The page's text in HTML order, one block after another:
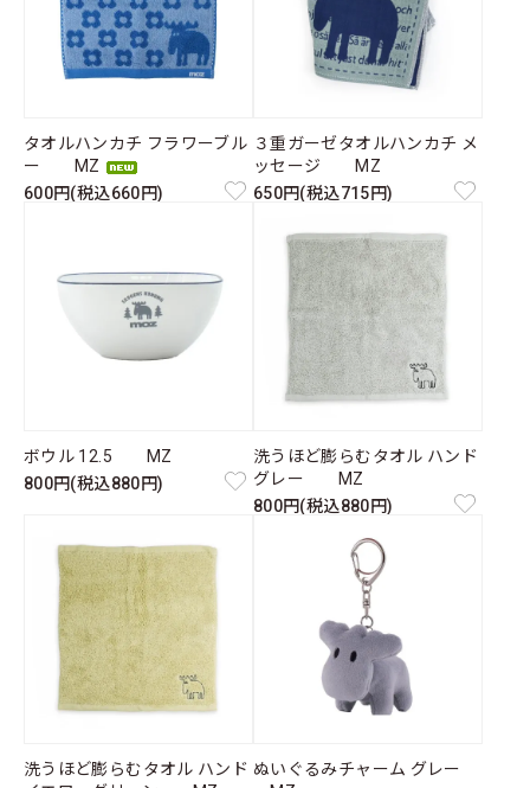
タオルハンカチ フラワーブル
ー MZ
600円(税込660円)
３重ガーゼタオルハンカチ メ
ッセージ MZ
650円(税込715円)
ボウル 12.5 MZ
800円(税込880円)
洗うほど膨らむタオル ハンド
グレー MZ
800円(税込880円)
洗うほど膨らむタオル ハンド ぬいぐるみチャーム グレー